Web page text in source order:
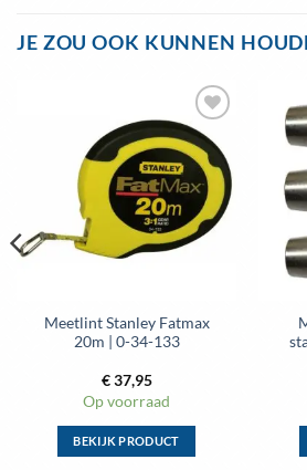
JE ZOU OOK KUNNEN
Meetlint Stanley Fatmax
20m | 0-34-133
€37,95
Op voorraad
BEKIJK PRODUCT